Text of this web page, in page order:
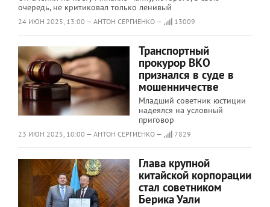
очередь, не критиковал только ленивый
24 ИЮН 2025, 13:00 — АНТОН СЕРГИЕНКО — 13009
Транспортный
прокурор ВКО
признался в суде в
мошенничестве
Младший советник юстиции
надеялся на условный
приговор
23 ИЮН 2025, 10:00 — АНТОН СЕРГИЕНКО — 7829
Глава крупной
китайской корпорации
стал советником
Берика Уали